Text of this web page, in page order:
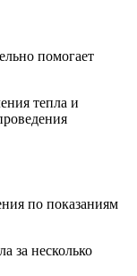
помогает
тепла и
по показаниям
за несколько